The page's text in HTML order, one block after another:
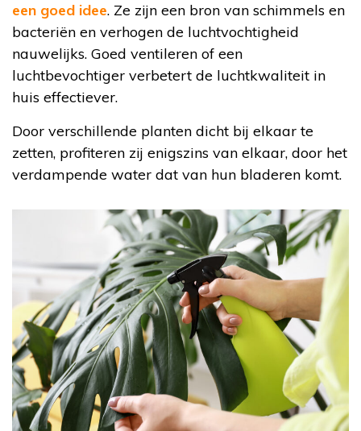
een goed idee. Ze zijn een bron van schimmels en
bacteriën en verhogen de luchtvochtigheid
nauwelijks. Goed ventileren of een
luchtbevochtiger verbetert de luchtkwaliteit in
huis effectiever.
Door verschillende planten dicht bij elkaar te
zetten, profiteren zij enigszins van elkaar, door het
verdampende water dat van hun bladeren komt.